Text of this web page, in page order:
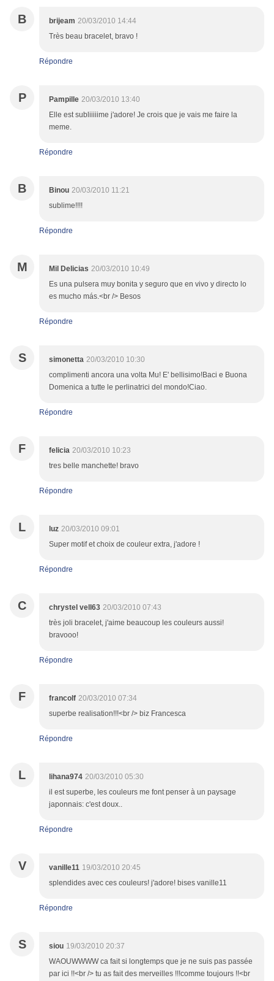
B brijeam 20/03/2010 14:44
Très beau bracelet, bravo !
Répondre
P Pampille 20/03/2010 13:40
Elle est subliiiiime j'adore! Je crois que je vais me faire la
meme.
Répondre
B Binou 20/03/2010 11:21
sublime!!!!
Répondre
M Mil Delicias 20/03/2010 10:49
Es una pulsera muy bonita y seguro que en vivo y directo lo
es mucho más.<br /> Besos
Répondre
S simonetta 20/03/2010 10:30
complimenti ancora una volta Mu! E' bellisimo!Baci e Buona
Domenica a tutte le perlinatrici del mondo!Ciao.
Répondre
F felicia 20/03/2010 10:23
tres belle manchette! bravo
Répondre
L luz 20/03/2010 09:01
Super motif et choix de couleur extra, j'adore !
Répondre
C chrystel vell63 20/03/2010 07:43
très joli bracelet, j'aime beaucoup les couleurs aussi!
bravooo!
Répondre
F francolf 20/03/2010 07:34
superbe realisation!!!<br /> biz Francesca
Répondre
L lihana974 20/03/2010 05:30
il est superbe, les couleurs me font penser à un paysage
japonnais: c'est doux..
Répondre
V vanille11 19/03/2010 20:45
splendides avec ces couleurs! j'adore! bises vanille11
Répondre
S siou 19/03/2010 20:37
WAOUWWWW ca fait si longtemps que je ne suis pas passée
par ici !!<br /> tu as fait des merveilles !!!comme toujours !!<br